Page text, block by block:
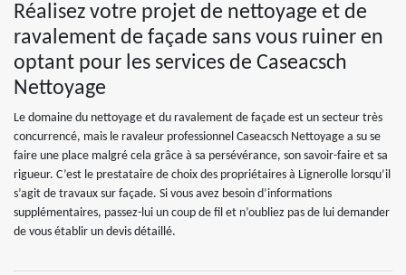
Réalisez votre projet de nettoyage et de
ravalement de façade sans vous ruiner en
optant pour les services de Caseacsch
Nettoyage
Le domaine du nettoyage et du ravalement de façade est un secteur très
concurrencé, mais le ravaleur professionnel Caseacsch Nettoyage a su se
faire une place malgré cela grâce à sa persévérance, son savoir-faire et sa
rigueur. C’est le prestataire de choix des propriétaires à Lignerolle lorsqu’il
s’agit de travaux sur façade. Si vous avez besoin d’informations
supplémentaires, passez-lui un coup de fil et n’oubliez pas de lui demander
de vous établir un devis détaillé.